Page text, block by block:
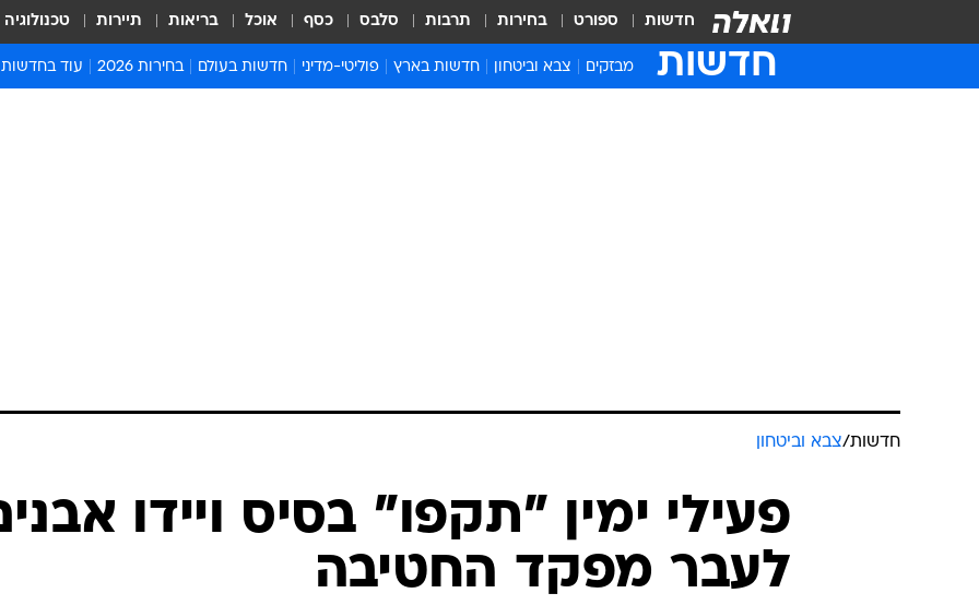
חדשות ספורט בחירות תרבות סלבס כסף אוכל בריאות תיירות טכנולוגיה
חדשות מבזקים צבא וביטחון חדשות בארץ פוליטי-מדיני חדשות בעולם בחירות 2026 עוד בחדשות
המייל האדום
חדשות/צבא וביטחון
פעילי ימין "תקפו" בסיס ויידו
לעבר מפקד החטיבה